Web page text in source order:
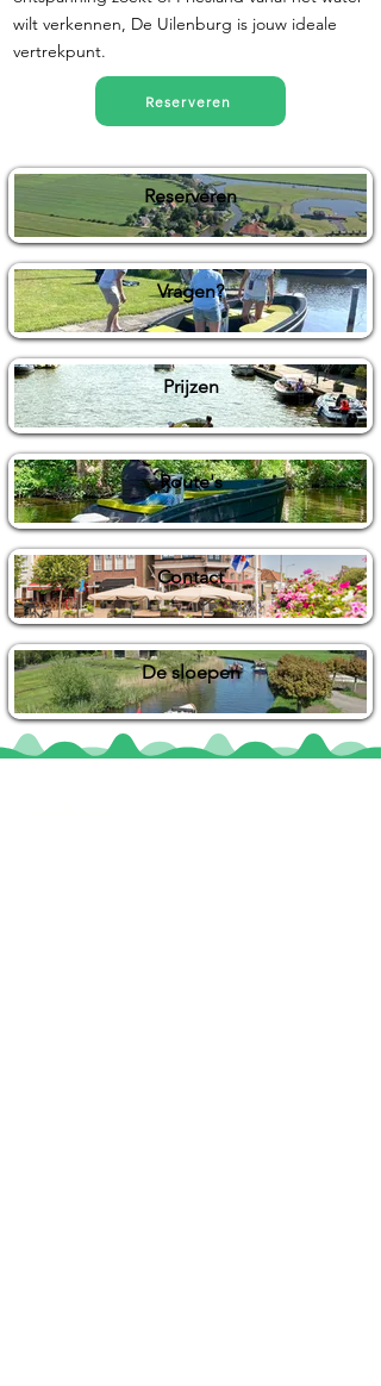
wilt verkennen, De Uilenburg is jouw ideale
vertrekpunt.
Reserveren
Reserveren
Vragen?
Prijzen
Route's
Contact
De sloepen